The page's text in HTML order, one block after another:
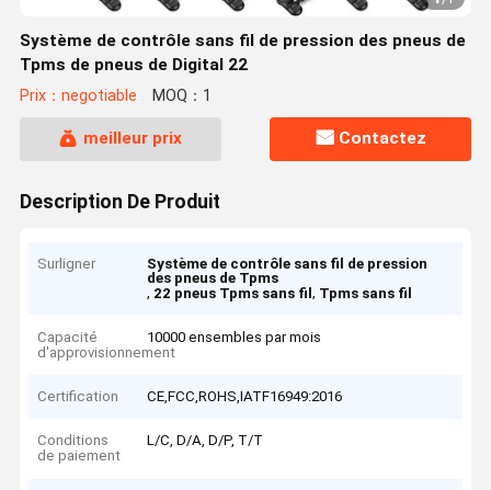
Système de contrôle sans fil de pression des pneus de
Tpms de pneus de Digital 22
Prix：negotiable MOQ：1
meilleur prix Contactez
Description De Produit
Surligner
Système de contrôle sans fil de pression
des pneus de Tpms
, 22 pneus Tpms sans fil, Tpms sans fil
Capacité
d'approvisionnement
10000 ensembles par mois
Certification CE,FCC,ROHS,IATF16949:2016
Conditions
de paiement
L/C, D/A, D/P, T/T